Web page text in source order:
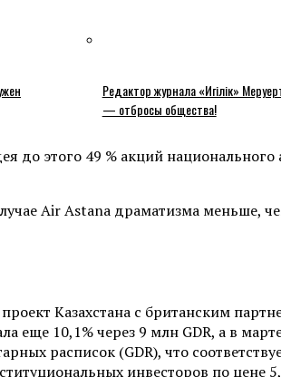
Редактор журнала «Игілік»
— отбросы общества!
этого 49 % акций национального
Air Astana драматизма меньше,
Казахстана с британским
еще 10,1% через 9 млн GDR, а в
расписок (GDR), что
инвесторов по цене